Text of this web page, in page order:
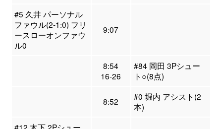
#5 久井 パーソナル
ファウル(2-1:0) フリ
ースローオンファウ
ル0
9:07
8:54
16-26
#84 岡田 3Pシュー
ト○(8点)
8:52
#0 堀内 アシスト(2
本)